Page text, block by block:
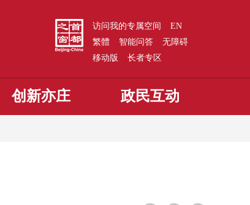
访问我的专属空间
EN
繁體
智能问答
无障碍
移动版
长者专区
创新亦庄 政民互动